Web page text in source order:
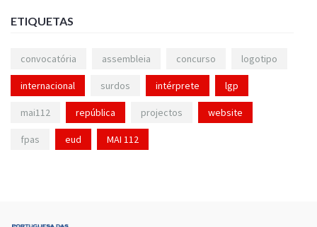
ETIQUETAS
convocatória assembleia concurso logotipo
internacional surdos intérprete lgp
mai112 república projectos website
fpas eud MAI 112